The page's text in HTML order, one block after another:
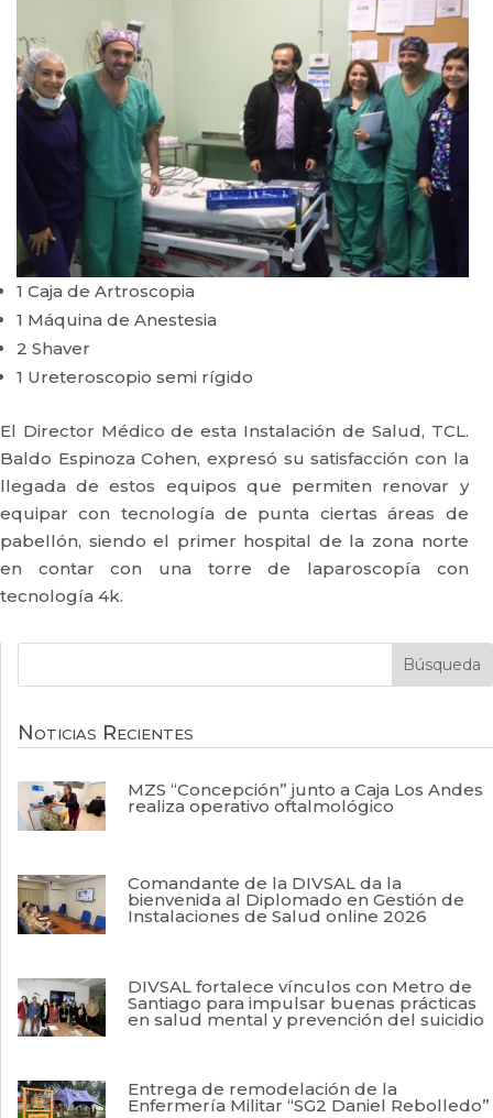
1 Caja de Artroscopia
1 Máquina de Anestesia
2 Shaver
1 Ureteroscopio semi rígido
El Director Médico de esta Instalación de Salud, TCL.
Baldo Espinoza Cohen, expresó su satisfacción con la
llegada de estos equipos que permiten renovar y
equipar con tecnología de punta ciertas áreas de
pabellón, siendo el primer hospital de la zona norte
en contar con una torre de laparoscopía con
tecnología 4k.
Noticias Recientes
MZS “Concepción” junto a Caja Los Andes
realiza operativo oftalmológico
Comandante de la DIVSAL da la
bienvenida al Diplomado en Gestión de
Instalaciones de Salud online 2026
DIVSAL fortalece vínculos con Metro de
Santiago para impulsar buenas prácticas
en salud mental y prevención del suicidio
Entrega de remodelación de la
Enfermería Militar “SG2 Daniel Rebolledo”